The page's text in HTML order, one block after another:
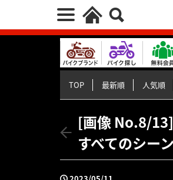
TOP 最新順 人気順
[画像 No.8/
すべてのシー